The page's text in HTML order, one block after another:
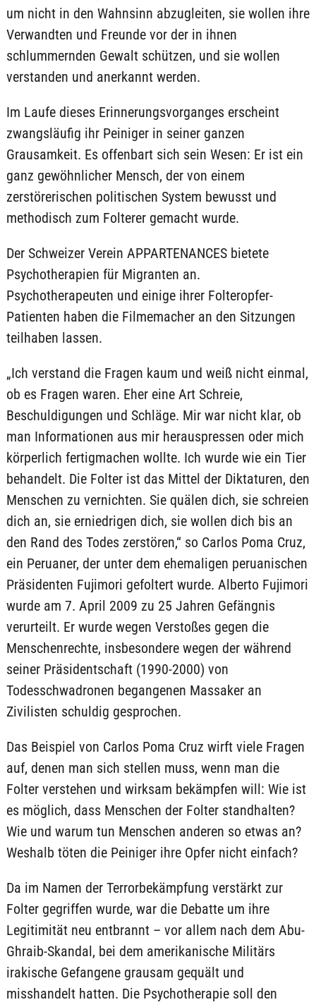
um nicht in den Wahnsinn abzugleiten, sie wollen ihre
Verwandten und Freunde vor der in ihnen
schlummernden Gewalt schützen, und sie wollen
verstanden und anerkannt werden.
Im Laufe dieses Erinnerungsvorganges erscheint
zwangsläufig ihr Peiniger in seiner ganzen
Grausamkeit. Es offenbart sich sein Wesen: Er ist ein
ganz gewöhnlicher Mensch, der von einem
zerstörerischen politischen System bewusst und
methodisch zum Folterer gemacht wurde.
Der Schweizer Verein APPARTENANCES bietete
Psychotherapien für Migranten an.
Psychotherapeuten und einige ihrer Folteropfer-
Patienten haben die Filmemacher an den Sitzungen
teilhaben lassen.
„Ich verstand die Fragen kaum und weiß nicht einmal,
ob es Fragen waren. Eher eine Art Schreie,
Beschuldigungen und Schläge. Mir war nicht klar, ob
man Informationen aus mir herauspressen oder mich
körperlich fertigmachen wollte. Ich wurde wie ein Tier
behandelt. Die Folter ist das Mittel der Diktaturen, den
Menschen zu vernichten. Sie quälen dich, sie schreien
dich an, sie erniedrigen dich, sie wollen dich bis an
den Rand des Todes zerstören,“ so Carlos Poma Cruz,
ein Peruaner, der unter dem ehemaligen peruanischen
Präsidenten Fujimori gefoltert wurde. Alberto Fujimori
wurde am 7. April 2009 zu 25 Jahren Gefängnis
verurteilt. Er wurde wegen Verstoßes gegen die
Menschenrechte, insbesondere wegen der während
seiner Präsidentschaft (1990-2000) von
Todesschwadronen begangenen Massaker an
Zivilisten schuldig gesprochen.
Das Beispiel von Carlos Poma Cruz wirft viele Fragen
auf, denen man sich stellen muss, wenn man die
Folter verstehen und wirksam bekämpfen will: Wie ist
es möglich, dass Menschen der Folter standhalten?
Wie und warum tun Menschen anderen so etwas an?
Weshalb töten die Peiniger ihre Opfer nicht einfach?
Da im Namen der Terrorbekämpfung verstärkt zur
Folter gegriffen wurde, war die Debatte um ihre
Legitimität neu entbrannt – vor allem nach dem Abu-
Ghraib-Skandal, bei dem amerikanische Militärs
irakische Gefangene grausam gequält und
misshandelt hatten. Die Psychotherapie soll den